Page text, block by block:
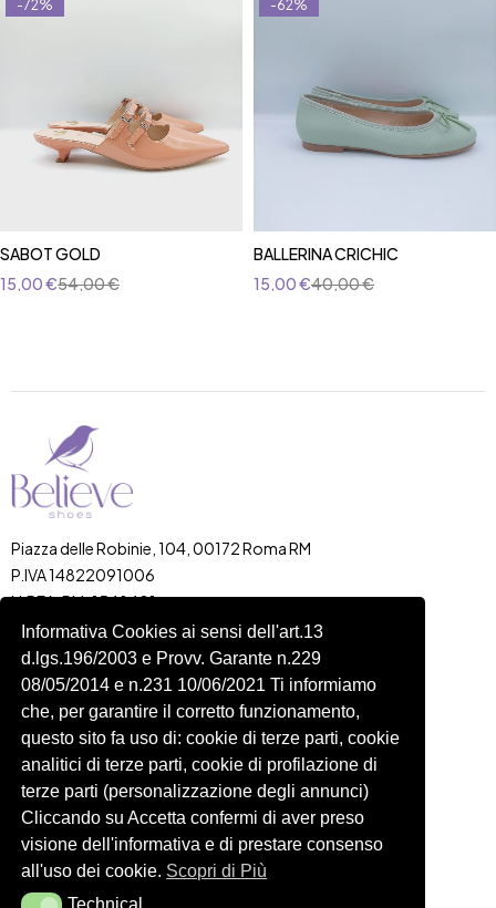
Informativa Cookies ai sensi dell'art.13
d.lgs.196/2003 e Provv. Garante n.229
08/05/2014 e n.231 10/06/2021 Ti informiamo
che, per garantire il corretto funzionamento,
questo sito fa uso di: cookie di terze parti, cookie
analitici di terze parti, cookie di profilazione di
terze parti (personalizzazione degli annunci)
Cliccando su Accetta confermi di aver preso
visione dell'informativa e di prestare consenso
all'uso dei cookie. Scopri di Più
Technical
-72%
SABOT GOLD
54,00€
15,00€
-62%
BALLERINA CRICHIC
40,00€
15,00€
Piazza delle Robinie, 104, 00172 Roma RM
P.IVA 14822091006
N.REA: RM-1548401
C.SOCIALE: €10,00
334 918 4321
Shop
Shop
Donna
Bambini
Accessori
Account
Carrello
Profilo
Ordini
Wishlist
Spedizioni e Resi